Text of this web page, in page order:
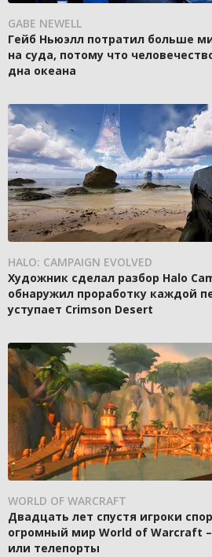
GABE NEWELL
Гейб Ньюэлл потратил больше
на суда, потому что
дна океана
HALO: CAMPAIGN EVOLVED
Художник сделал разбор Halo
обнаружил проработку каждой
уступает Crimson Desert
WORLD OF WARCRAFT
Двадцать лет спустя игроки
огромный мир World of Warcraft
или телепорты